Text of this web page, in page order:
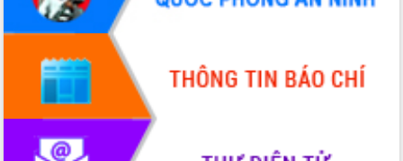
Nâng cao hiệu quả hoạt động của các
doanh nghiệp nhà nước
Hội nghị triển khai kết nối mạng
truyền số liệu chuyên dùng phục vụ cơ
quan Đảng, Nhà nước
Lễ phát động chuỗi hoạt động chung
Xã Ea Kar bước chuyển mình trong